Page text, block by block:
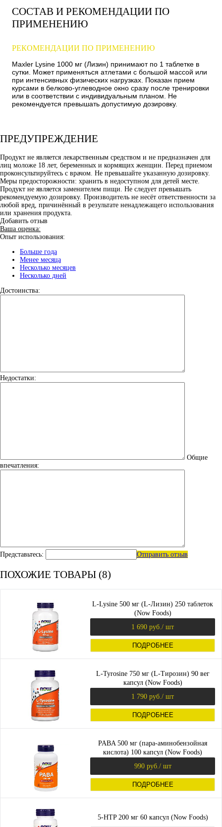
СОСТАВ И РЕКОМЕНДАЦИИ ПО
ПРИМЕНЕНИЮ
РЕКОМЕНДАЦИИ ПО ПРИМЕНЕНИЮ
Maxler Lysine 1000 мг (Лизин) принимают по 1 таблетке в
сутки. Может применяться атлетами с большой массой или
при интенсивных физических нагрузках. Показан прием
курсами в белково-углеводное окно сразу после тренировки
или в соответствии с индивидуальным планом. Не
рекомендуется превышать допустимую дозировку.
ПРЕДУПРЕЖДЕНИЕ
Продукт не является лекарственным средством и не предназначен для
лиц моложе 18 лет, беременных и кормящих женщин. Перед приемом
проконсультируйтесь с врачом. Не превышайте указанную дозировку.
Меры предосторожности: хранить в недоступном для детей месте.
Продукт не является заменителем пищи. Не следует превышать
рекомендуемую дозировку. Производитель не несёт ответственности за
любой вред, причинённый в результате ненадлежащего использования
или хранения продукта.
Добавить отзыв
Ваша оценка:
Опыт использования:
Больше года
Менее месяца
Несколько месяцев
Несколько дней
Достоинства:
Недостатки:
Общие
впечатления:
Представьтесь: Отправить отзыв
ПОХОЖИЕ ТОВАРЫ (8)
L-Lysine 500 мг (L-Лизин) 250 таблеток
(Now Foods)
1 690 руб. / шт
ПОДРОБНЕЕ
L-Tyrosine 750 мг (L-Тирозин) 90 вег
капсул (Now Foods)
1 790 руб. / шт
ПОДРОБНЕЕ
PABA 500 мг (пара-аминобензойная
кислота) 100 капсул (Now Foods)
990 руб. / шт
ПОДРОБНЕЕ
5-HTP 200 мг 60 капсул (Now Foods)